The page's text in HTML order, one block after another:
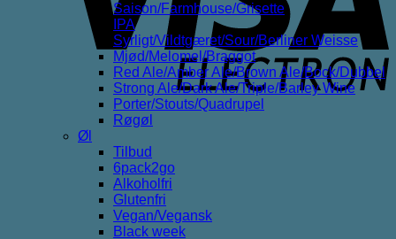
Saison/Farmhouse/Grisette
IPA
Syrligt/Vildtgæret/Sour/Berliner Weisse
Mjød/Melomel/Braggot
Red Ale/Amber Ale/Brown Ale/Bock/Dubbel
Strong Ale/Dark Ale/Triple/Barley Wine
Porter/Stouts/Quadrupel
Røgøl
Øl
Tilbud
6pack2go
Alkoholfri
Glutenfri
Vegan/Vegansk
Black week